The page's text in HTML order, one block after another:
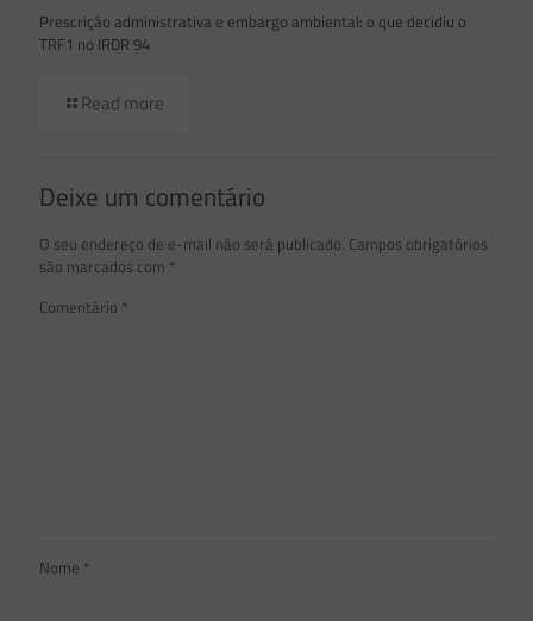
Prescrição administrativa e embargo ambiental: o que decidiu o
TRF1 no IRDR 94
Read more
Deixe um comentário
O seu endereço de e-mail não será publicado. Campos obrigatórios
são marcados com *
Comentário *
Nome *